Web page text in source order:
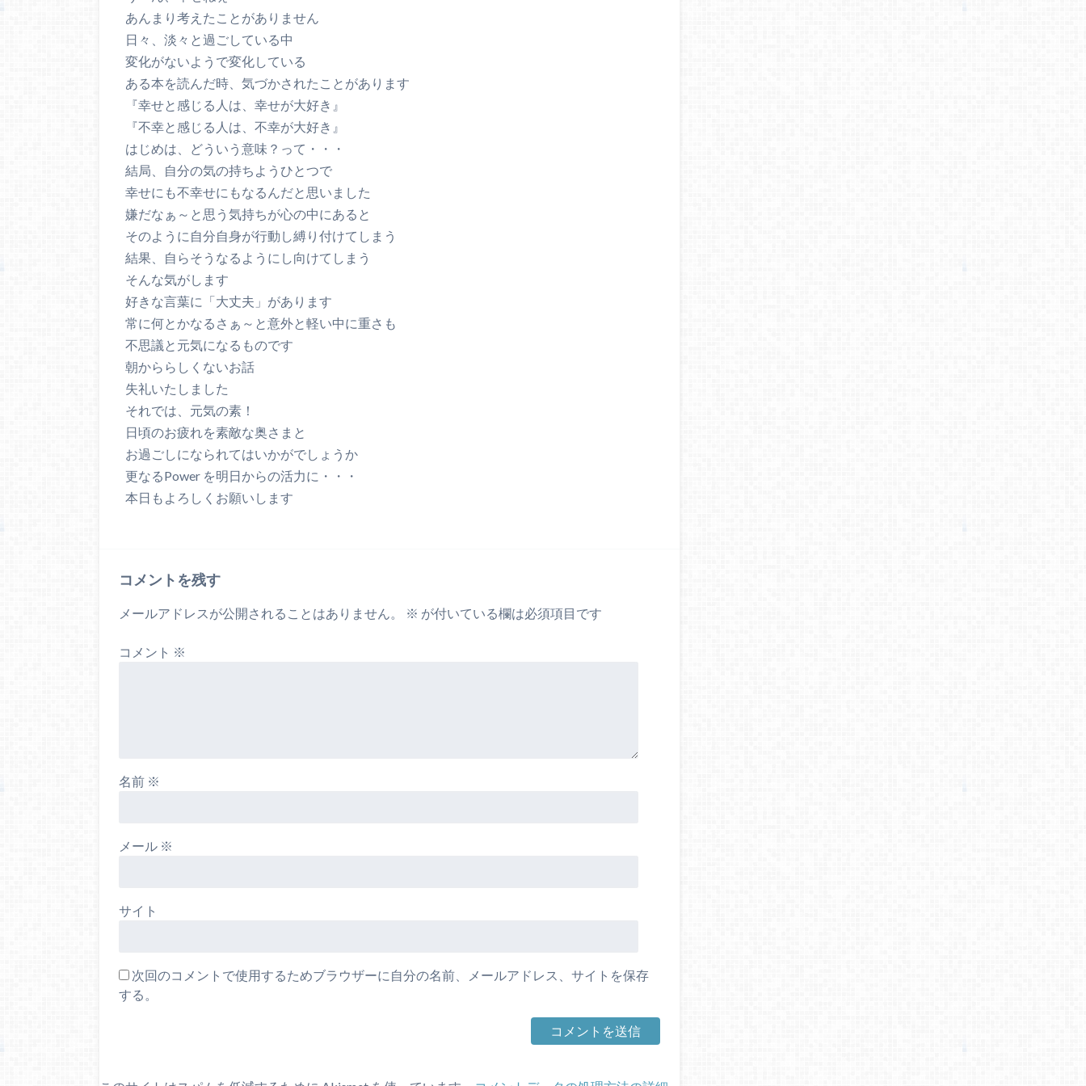
あんまり考えたことがありません
日々、淡々と過ごしている中
変化がないようで変化している
ある本を読んだ時、気づかされたことがあります
『幸せと感じる人は、幸せが大好き』
『不幸と感じる人は、不幸が大好き』
はじめは、どういう意味？って・・・
結局、自分の気の持ちようひとつで
幸せにも不幸せにもなるんだと思いました
嫌だなぁ～と思う気持ちが心の中にあると
そのように自分自身が行動し縛り付けてしまう
結果、自らそうなるようにし向けてしまう
そんな気がします
好きな言葉に「大丈夫」があります
常に何とかなるさぁ～と意外と軽い中に重さも
不思議と元気になるものです
朝かららしくないお話
失礼いたしました
それでは、元気の素！
日頃のお疲れを素敵な奥さまと
お過ごしになられてはいかがでしょうか
更なるPower を明日からの活力に・・・
本日もよろしくお願いします
コメントを残す
メールアドレスが公開されることはありません。 ※ が付いている欄は必須項目です
コメント ※
名前 ※
メール ※
サイト
次回のコメントで使用するためブラウザーに自分の名前、メールアドレス、サイトを保存
する。